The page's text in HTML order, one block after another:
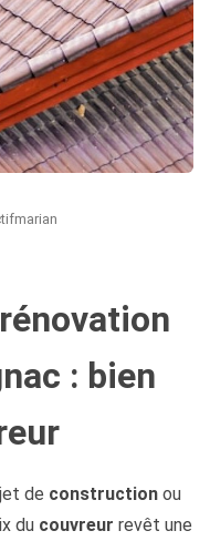
: bien
de construction ou
du couvreur revêt une